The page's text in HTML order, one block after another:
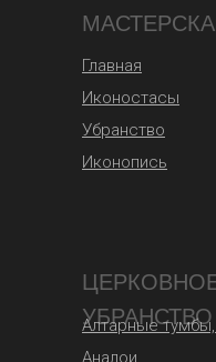
Главная
Иконостасы
Убранство
УБРАНСТВО
Алтарные
Иконопись
Аналои